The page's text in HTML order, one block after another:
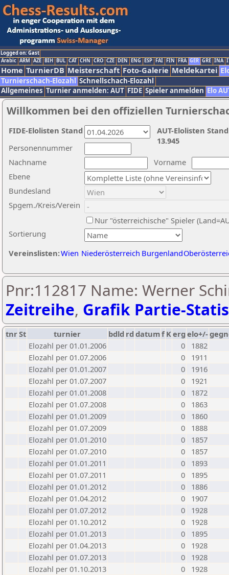
Logged on: Gast
Arabic ARM AZE BIH BUL CAT CHN CRO CZE DEN ENG ESP FAI FIN FRA GER GRE INA
Home TurnierDB Meisterschaft Foto-Galerie Meldekartei
Turnierschach-Elozahl Schnellschach-Elozahl
Allgemeines Turnier anmelden: AUT FIDE Spieler anmelden Elo
Willkommen bei den offiziellen
Nachname
Vorname
Ebene
Sortierung
Personennummer
Bundesland
Spgem./Kreis/Verein
Nur "österreichische" Spieler
Vereinslisten:Wien Niederösterreich Burgenland
AUT-Elolisten
13.945
FIDE-Elolisten Stand
Pnr:112817 Name: Werner
Zeitreihe, Grafik Partie-
tnrSt turnier bdld rd datumf Kerg elo+/-
Elozahl per 01.01.2006
0
1882
Elozahl per 01.07.2006
0
1911
Elozahl per 01.01.2007
0
1916
Elozahl per 01.07.2007
0
1921
Elozahl per 01.01.2008
0
1872
Elozahl per 01.07.2008
0
1863
Elozahl per 01.01.2009
0
1860
Elozahl per 01.07.2009
0
1888
Elozahl per 01.01.2010
0
1857
Elozahl per 01.07.2010
0
1857
Elozahl per 01.01.2011
0
1893
Elozahl per 01.07.2011
0
1895
Elozahl per 01.01.2012
0
1886
Elozahl per 01.04.2012
0
1907
Elozahl per 01.07.2012
0
1928
Elozahl per 01.10.2012
0
1928
Elozahl per 01.01.2013
0
1895
Elozahl per 01.04.2013
0
1928
Elozahl per 01.07.2013
0
1928
Elozahl per 01.10.2013
0
1928